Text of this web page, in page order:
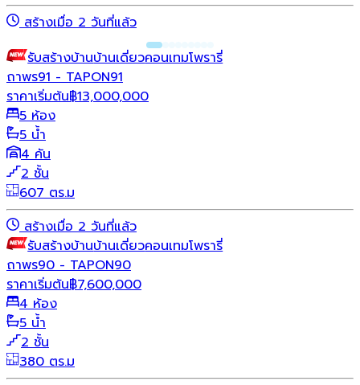
สร้างเมื่อ 2 วันที่แล้ว
รับสร้างบ้านบ้านเดี่ยวคอนเทมโพรารี่
ถาพร91 - TAPON91
ราคาเริ่มต้น฿13,000,000
5 ห้อง
5 น้ำ
4 คัน
2 ชั้น
607 ตร.ม
สร้างเมื่อ 2 วันที่แล้ว
รับสร้างบ้านบ้านเดี่ยวคอนเทมโพรารี่
ถาพร90 - TAPON90
ราคาเริ่มต้น฿7,600,000
4 ห้อง
5 น้ำ
2 ชั้น
380 ตร.ม